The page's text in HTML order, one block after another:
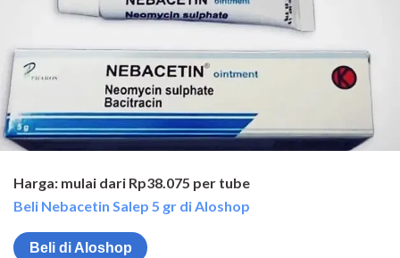
Harga: mulai dari Rp38.075 per tube
Beli Nebacetin Salep 5 gr di Aloshop
Beli di Aloshop